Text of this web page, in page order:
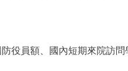
役員額、國內短期來院訪